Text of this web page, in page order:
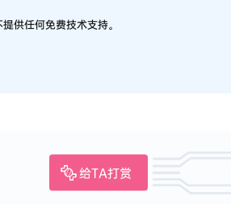
供任何免费技术支持。
给TA打赏